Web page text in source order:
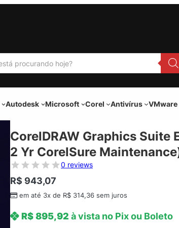
Autodesk Microsoft Corel Antivírus VMware
CorelDRAW Graphics
2 Yr CorelSure
0 reviews
R$ 943,07
em até 3x de R$ 314,36 sem juros
R$895,92 à vista no Pix ou Boleto